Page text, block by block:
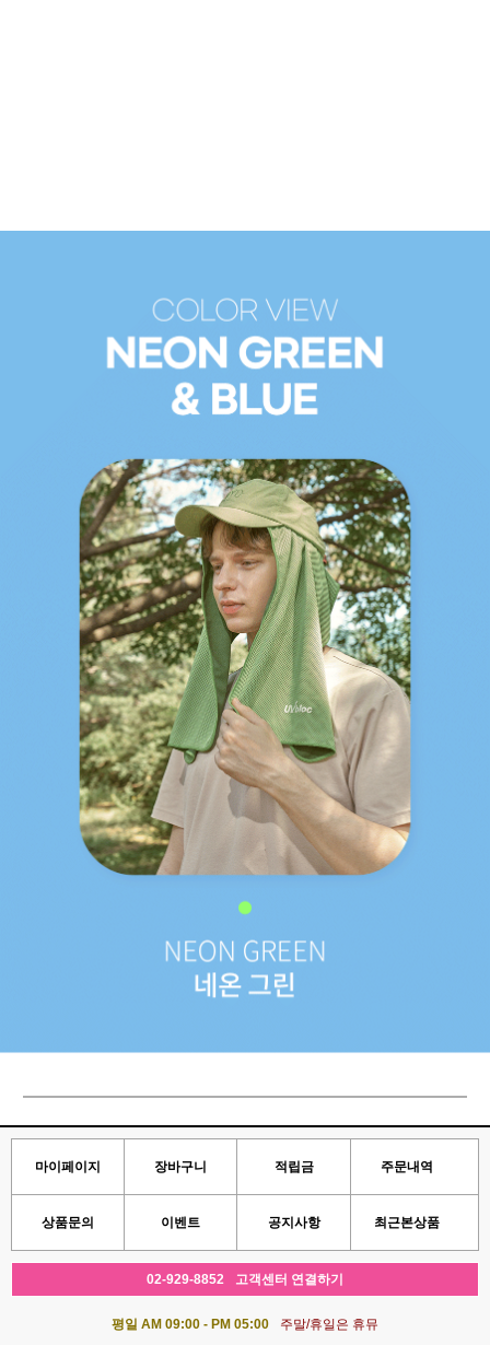
마이페이지 장바구니 적립금 주문내역
상품문의 이벤트 공지사항 최근본상품
02-929-8852 고객센터 연결하기
평일 AM 09:00 - PM 05:00 주말/휴일은 휴뮤